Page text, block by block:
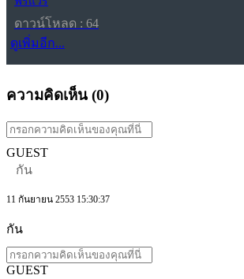
ดาวน์โหลด : 64
ดูเพิ่มอีก...
ความคิดเห็น (0)
GUEST
กัน
11 กันยายน 2553 15:30:37
กัน
GUEST